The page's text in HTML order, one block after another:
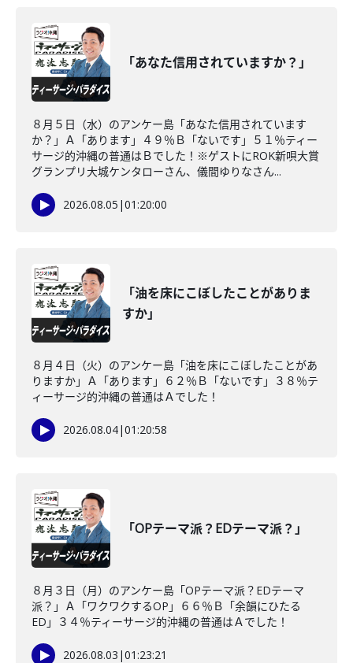
「あなた信用されていますか？」
８月５日（水）のアンケー島「あなた信用されています
か？」Ａ「あります」４９％Ｂ「ないです」５１％ティー
サージ的沖縄の普通はＢでした！※ゲストにROK新唄大賞
グランプリ大城ケンタローさん、儀間ゆりなさん...
2026.08.05 |01:20:00
「油を床にこぼしたことがありま
すか」
８月４日（火）のアンケー島「油を床にこぼしたことがあ
りますか」Ａ「あります」６２％Ｂ「ないです」３８％テ
ィーサージ的沖縄の普通はＡでした！
2026.08.04|01:20:58
「OPテーマ派？EDテーマ派？」
８月３日（月）のアンケー島「OPテーマ派？EDテーマ
派？」Ａ「ワクワクするOP」６６％Ｂ「余韻にひたる
ED」３４％ティーサージ的沖縄の普通はＡでした！
2026.08.03 |01:23:21